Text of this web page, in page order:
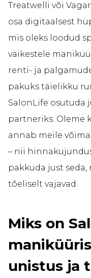
Treatwelli või
osa digitaalsest
mis oleks loodud
väikestele
renti- ja
pakuks täielikku
SalonLife osutuda
partneriks. Oleme
annab meile
– nii
pakkuda just
tõeliselt vajavad.
Miks on
unistus ja